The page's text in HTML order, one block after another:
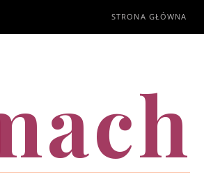
STRONA GŁÓWNA